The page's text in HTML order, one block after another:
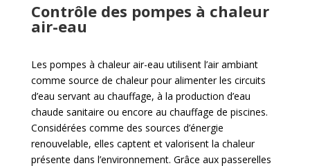
Contrôle des pompes à chaleur
air-eau
Les pompes à chaleur air-eau utilisent l’air ambiant
comme source de chaleur pour alimenter les circuits
d’eau servant au chauffage, à la production d’eau
chaude sanitaire ou encore au chauffage de piscines.
Considérées comme des sources d’énergie
renouvelable, elles captent et valorisent la chaleur
présente dans l’environnement. Grâce aux passerelles